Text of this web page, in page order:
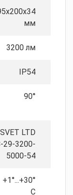
мм
3200 лм
IP54
90°
LTD
29-3200-
5000-54
+1°...+30°
C